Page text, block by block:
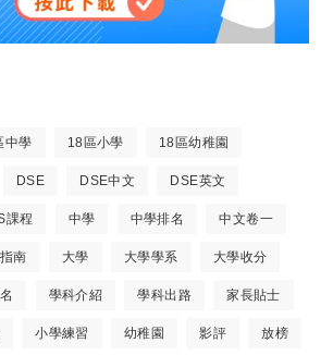
中學 18區小學 18區幼稚園
DSE DSE中文 DSE英文
課程 中學 中學排名 中文卷一
南 大學 大學學系 大學收分
學科介紹 學科出路 家長貼士
小學練習 幼稚園 影評 放榜